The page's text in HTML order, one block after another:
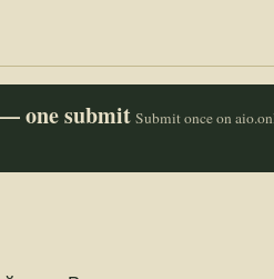
one submit Submit once on